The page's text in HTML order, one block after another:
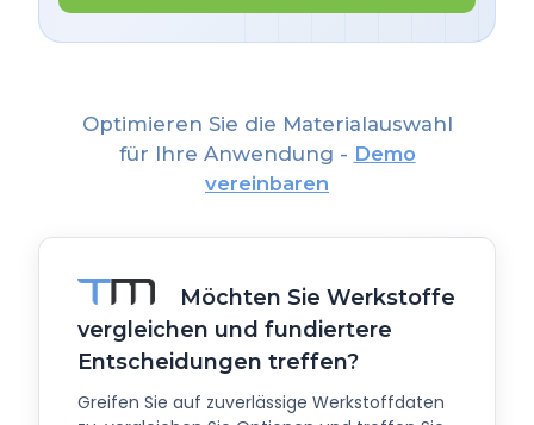
Optimieren Sie die Materialauswahl
für Ihre Anwendung - Demo
vereinbaren
Möchten Sie Werkstoffe
vergleichen und fundiertere
Entscheidungen treffen?
Greifen Sie auf zuverlässige Werkstoffdaten